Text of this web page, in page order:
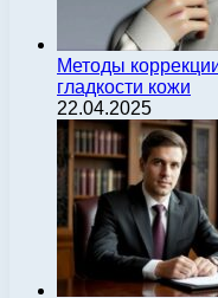
Методы
гладкости кожи
22.04.2025